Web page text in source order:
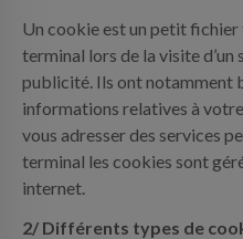
Un cookie est un petit
terminal lors de la visite d’un
publicité. Ils ont notamment
informations relatives à
vous adresser des services
terminal les cookies sont
internet.
2/ Différents types de